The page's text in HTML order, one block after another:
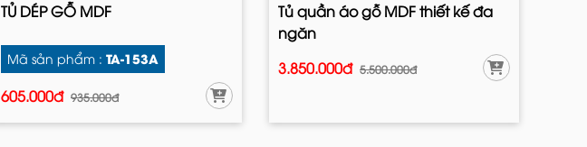
TỦ DÉP GỖ MDF
Mã sản phẩm : TA-153A
605.000đ 935.000đ
Tủ quần áo gỗ MDF thiết kế đa
ngăn
3.850.000đ 5.500.000đ